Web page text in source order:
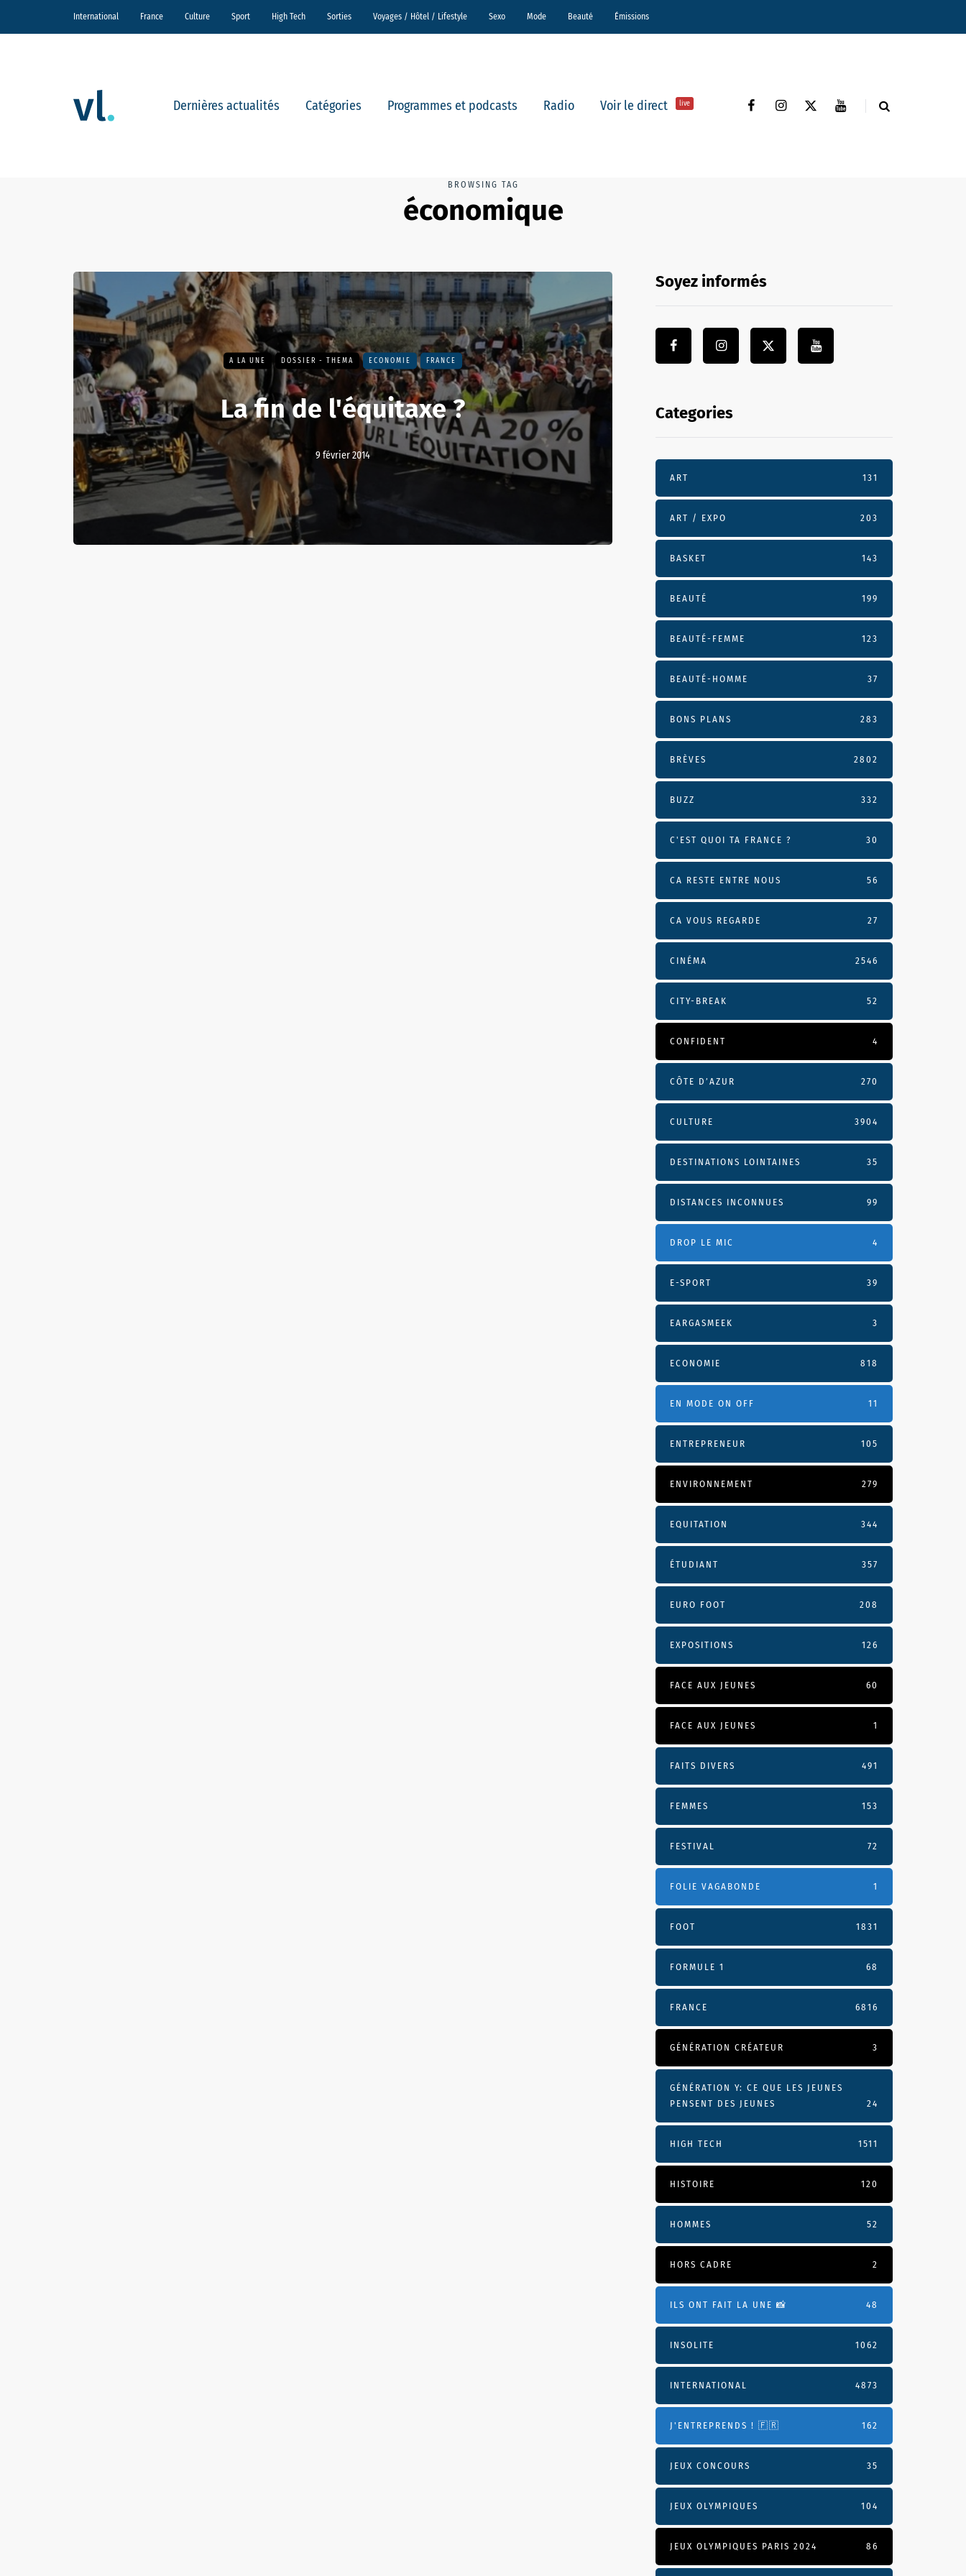
International France Culture Sport High Tech Sorties Voyages / Hôtel / Lifestyle Sexo Mode Beauté Émissions
Dernières actualités Catégories Programmes et podcasts Radio Voir le direct live
BROWSING TAG
économique
A LA UNE DOSSIER - THEMA ECONOMIE FRANCE
La fin de l'équitaxe ?
9 février 2014
Soyez informés
Categories
ART 131
ART / EXPO 203
BASKET 143
BEAUTÉ 199
BEAUTÉ-FEMME 123
BEAUTÉ-HOMME 37
BONS PLANS 283
BRÈVES 2802
BUZZ 332
C'EST QUOI TA FRANCE ? 30
CA RESTE ENTRE NOUS 56
CA VOUS REGARDE 27
CINÉMA 2546
CITY-BREAK 52
CONFIDENT 4
CÔTE D’AZUR 270
CULTURE 3904
DESTINATIONS LOINTAINES 35
DISTANCES INCONNUES 99
DROP LE MIC 4
E-SPORT 39
EARGASMEEK 3
ECONOMIE 818
EN MODE ON OFF 11
ENTREPRENEUR 105
ENVIRONNEMENT 279
EQUITATION 344
ÉTUDIANT 357
EURO FOOT 208
EXPOSITIONS 126
FACE AUX JEUNES 60
FACE AUX JEUNES 1
FAITS DIVERS 491
FEMMES 153
FESTIVAL 72
FOLIE VAGABONDE 1
FOOT 1831
FORMULE 1 68
FRANCE 6816
GÉNÉRATION CRÉATEUR 3
GÉNÉRATION Y: CE QUE LES JEUNES
PENSENT DES JEUNES
24
HIGH TECH 1511
HISTOIRE 120
HOMMES 52
HORS CADRE 2
ILS ONT FAIT LA UNE 📸 48
INSOLITE 1062
INTERNATIONAL 4873
J'ENTREPRENDS ! 🇫🇷 162
JEUX CONCOURS 35
JEUX OLYMPIQUES 104
JEUX OLYMPIQUES PARIS 2024 86